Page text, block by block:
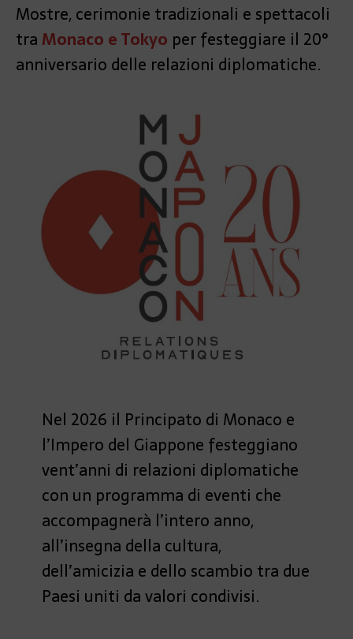
Mostre, cerimonie tradizionali e spettacoli
tra Monaco e Tokyo per festeggiare il 20°
anniversario delle relazioni diplomatiche.
Nel 2026 il Principato di Monaco e
l’Impero del Giappone festeggiano
vent’anni di relazioni diplomatiche
con un programma di eventi che
accompagnerà l’intero anno,
all’insegna della cultura,
dell’amicizia e dello scambio tra due
Paesi uniti da valori condivisi.